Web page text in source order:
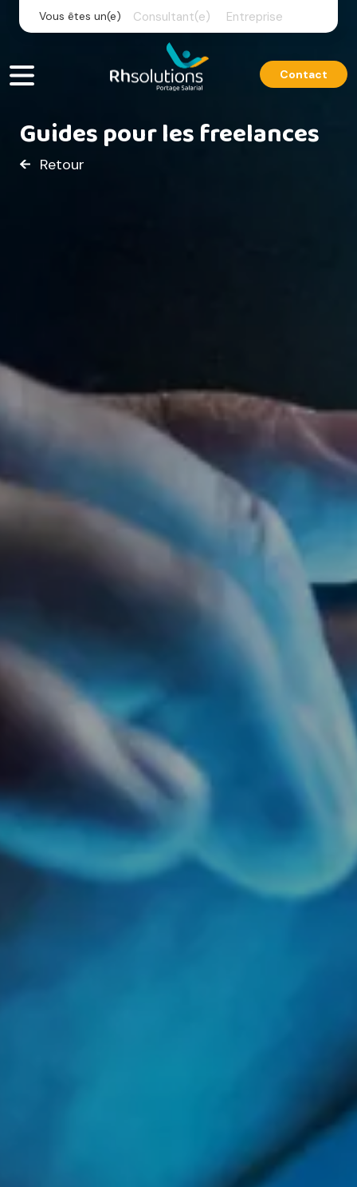
Vous êtes un(e) Consultant(e) Entreprise
Contact
Guides pour les freelances
Retour